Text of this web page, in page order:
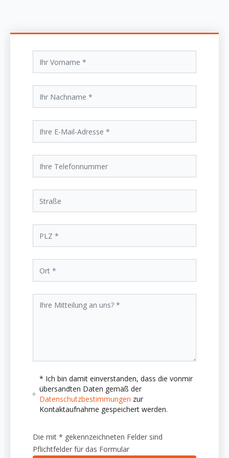
* Ich bin damit einverstanden, dass die vonmir
übersandten Daten gemäß der
Datenschutzbestimmungen zur
Kontaktaufnahme gespeichert werden.
Die mit * gekennzeichneten Felder sind
Pflichtfelder für das Formular